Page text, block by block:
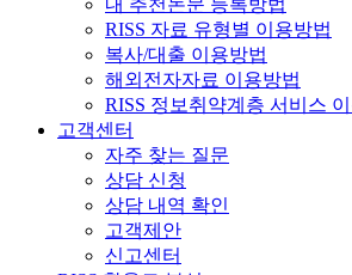
RISS 자료 유형별 이용방법
복사/대출 이용방법
해외전자자료 이용방법
RISS 정보취약계층 서비스
고객센터
자주 찾는 질문
상담 신청
상담 내역 확인
고객제안
신고센터